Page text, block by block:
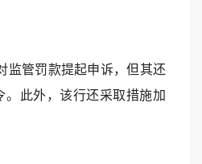
监管罚款提起申诉，但其还
。此外，该行还采取措施加